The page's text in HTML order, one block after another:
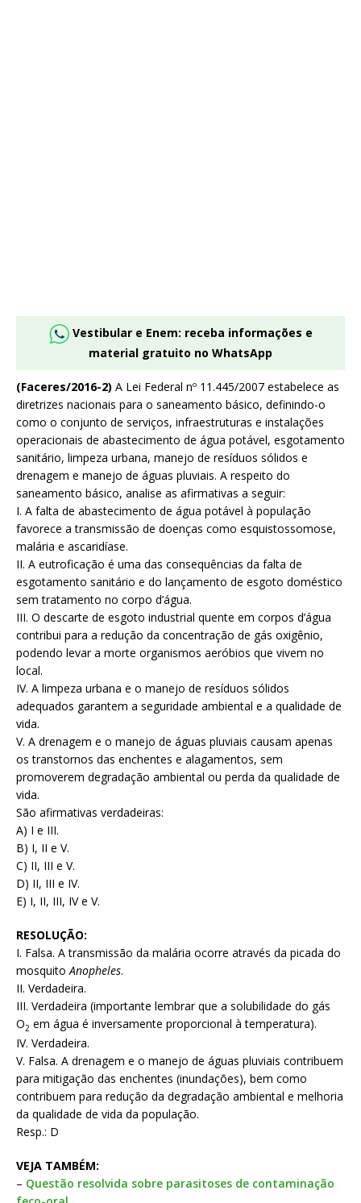
Vestibular e Enem: receba informações e
material gratuito no WhatsApp
(Faceres/2016-2) A Lei Federal nº 11.445/2007 estabelece as
diretrizes nacionais para o saneamento básico, definindo-o
como o conjunto de serviços, infraestruturas e instalações
operacionais de abastecimento de água potável, esgotamento
sanitário, limpeza urbana, manejo de resíduos sólidos e
drenagem e manejo de águas pluviais. A respeito do
saneamento básico, analise as afirmativas a seguir:
I. A falta de abastecimento de água potável à população
favorece a transmissão de doenças como esquistossomose,
malária e ascaridíase.
II. A eutroficação é uma das consequências da falta de
esgotamento sanitário e do lançamento de esgoto doméstico
sem tratamento no corpo d’água.
III. O descarte de esgoto industrial quente em corpos d’água
contribui para a redução da concentração de gás oxigênio,
podendo levar a morte organismos aeróbios que vivem no
local.
IV. A limpeza urbana e o manejo de resíduos sólidos
adequados garantem a seguridade ambiental e a qualidade de
vida.
V. A drenagem e o manejo de águas pluviais causam apenas
os transtornos das enchentes e alagamentos, sem
promoverem degradação ambiental ou perda da qualidade de
vida.
São afirmativas verdadeiras:
A) I e III.
B) I, II e V.
C) II, III e V.
D) II, III e IV.
E) I, II, III, IV e V.
RESOLUÇÃO:
I. Falsa. A transmissão da malária ocorre através da picada do
mosquitoAnopheles.
II. Verdadeira.
III. Verdadeira (importante lembrar que a solubilidade do gás
O2 em água é inversamente proporcional à temperatura).
IV. Verdadeira.
V. Falsa. A drenagem e o manejo de águas pluviais contribuem
para mitigação das enchentes (inundações), bem como
contribuem para redução da degradação ambiental e melhoria
da qualidade de vida da população.
Resp.: D
VEJA TAMBÉM:
– Questão resolvida sobre parasitoses de contaminação